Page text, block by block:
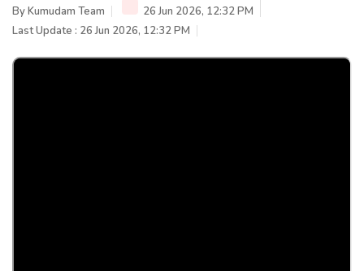
ByKumudam Team
26 Jun 2026, 12:32 PM
Last Update : 26 Jun 2026, 12:32 PM